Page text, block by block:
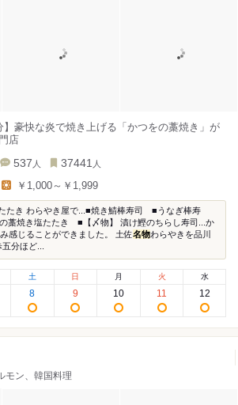
】豪快な炎で焼き上げる「かつをの藁焼き」が
店
537 人 37441 人
￥1,000～￥1,999
たき わらやき屋で...■焼き鯖棒寿司 ■うなぎ棒寿
の藁焼き塩たたき ■【〆物】 漬け鰹のちらし寿司...か
感じることができました。 土佐名物わらやきを品川
分ほど...
土
8
日
9
月
10
火
11
水
12
モン、韓国料理